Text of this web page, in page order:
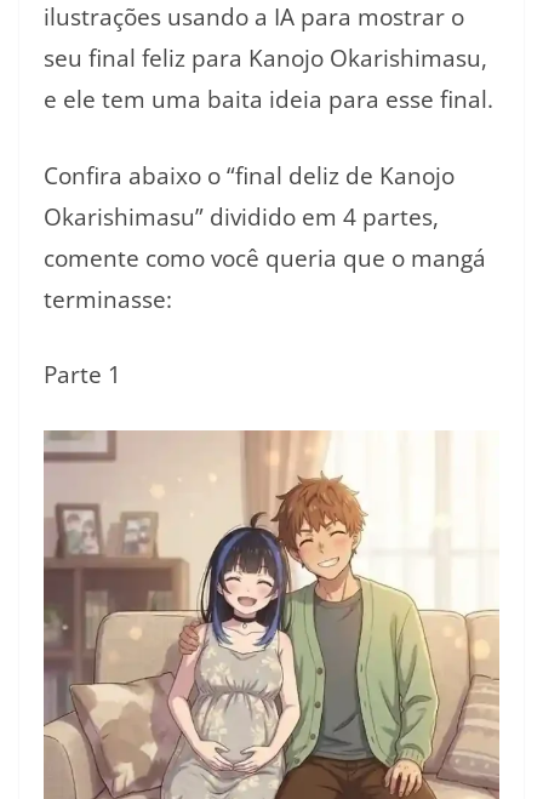
ilustrações usando a IA para mostrar o
seu final feliz para Kanojo Okarishimasu,
e ele tem uma baita ideia para esse final.
Confira abaixo o “final deliz de Kanojo
Okarishimasu” dividido em 4 partes,
comente como você queria que o mangá
terminasse:
Parte 1